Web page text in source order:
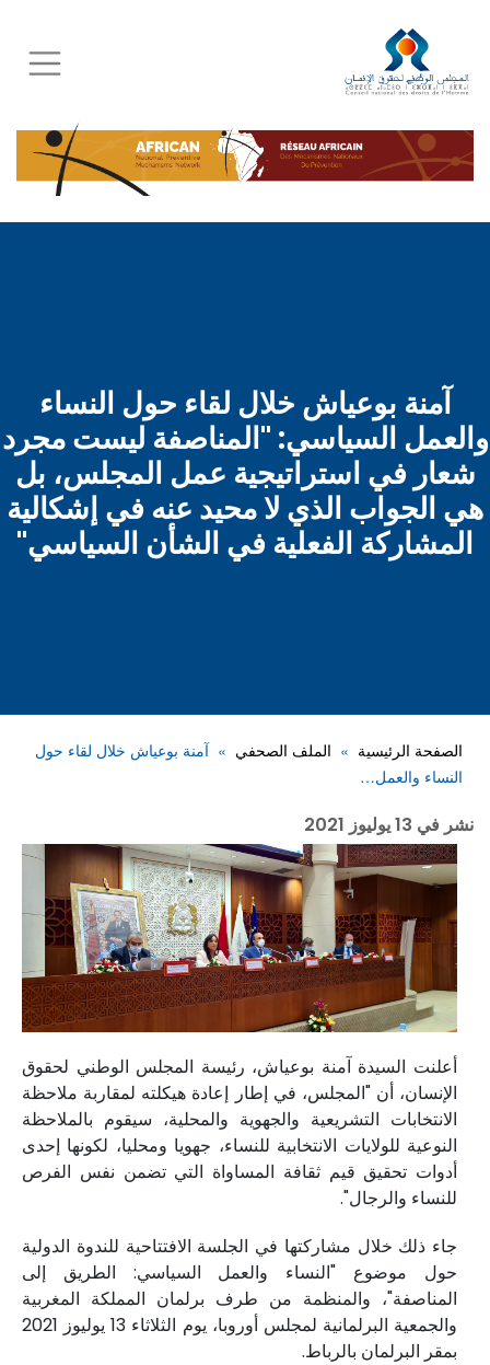
Skip
to
main
content
آمنة بوعياش خلال لقاء حول النساء
والعمل السياسي: "المناصفة ليست مجرد
شعار في استراتيجية عمل المجلس، بل
هي الجواب الذي لا محيد عنه في إشكالية
المشاركة الفعلية في الشأن السياسي"
الصفحة الرئيسية الملف الصحفي
آمنة بوعياش خلال لقاء حول
النساء والعمل…
نشر في 13 يوليوز 2021
أعلنت السيدة آمنة بوعياش، رئيسة المجلس الوطني لحقوق
الإنسان، أن "المجلس، في إطار إعادة هيكلته لمقاربة ملاحظة
الانتخابات التشريعية والجهوية والمحلية، سيقوم بالملاحظة
النوعية للولايات الانتخابية للنساء، جهويا ومحليا، لكونها إحدى
أدوات تحقيق قيم ثقافة المساواة التي تضمن نفس الفرص
للنساء والرجال".
جاء ذلك خلال مشاركتها في الجلسة الافتتاحية للندوة الدولية
حول موضوع "النساء والعمل السياسي: الطريق إلى
المناصفة"، والمنظمة من طرف برلمان المملكة المغربية
والجمعية البرلمانية لمجلس أوروبا، يوم الثلاثاء 13 يوليوز 2021
بمقر البرلمان بالرباط.